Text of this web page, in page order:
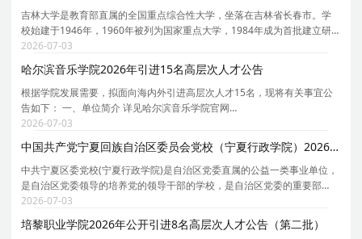
吉林大学是教育部直属的全国重点综合性大学，坐落在吉林省长春市。学
校始建于1946年，1960年被列为国家重点大学，1984年成为首批建立研
究生院的22所大学之一，1995年首批通过国家教委211工程审批，2001年
被列入985工程国家重点建设的大学，2004年被批准为中
2026-07-03
哈尔滨音乐学院2026年引进15名高层次人才公告
根据学院发展需要，拟面向海内外引进高层次人才15名，现将有关事宜公
告如下： 一、单位简介 详见哈尔滨音乐学院官网
https://www.hrbcm.edu.cn。 二、招聘计划 详见《哈尔滨音乐学院2026年
高层次人才引进计划表》（附件1）。 三、高层次人才引进条件 （一）基
2026-07-03
中国共产党宁夏回族自治区委员会党校（宁夏行政学院）2026年第二批自主公开招聘7名教师公告
中共宁夏区委党校(宁夏行政学院)是自治区党委直属的公益一类事业单位，
是自治区党委领导的培养党的领导干部的学校，是自治区党委的重要部
门，是教育培训干部和党员的主渠道，是党的思想理论建设的重要阵地，
是自治区党委政府的哲学社会科学研究机构和重要智
2026-07-03
培黎职业学院2026年公开引进8名高层次人才公告（第二批）